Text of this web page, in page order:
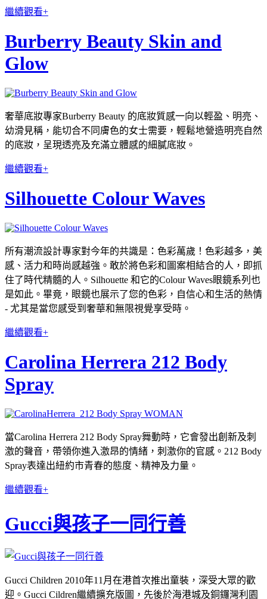
繼續觀看+
Burberry Beauty Skin and
Glow
奢華底妝專家Burberry Beauty 的底妝質感一向以輕盈、明亮、
幼滑見稱，能切合不同膚色的女士需要，輕鬆地營造明亮自然
的底妝，呈現透亮及充滿立體感的細膩底妝。
繼續觀看+
Silhouette Colour Waves
所有潮流設計專家對今年的共識是：色彩萬歲！色彩越多，美
感、活力和時尚感越強。敢於將色彩和圖案相結合的人，即抓
住了時代精髓的人。Silhouette 和它的Colour Waves眼鏡系列也
是如此。畢竟，眼鏡也展示了您的色彩，自信心和生活的熱情
- 尤其是當您感受到奢華和無限視覺享受時。
繼續觀看+
Carolina Herrera 212 Body
Spray
當Carolina Herrera 212 Body Spray舞動時，它會發出創新及刺
激的聲音，帶領你進入激昂的情緒，刺激你的官感。212 Body
Spray表達出紐約市青春的態度、精神及力量。
繼續觀看+
Gucci與孩子一同行善
Gucci Children 2010年11月在港首次推出童裝，深受大眾的歡
迎。Gucci Cildren繼續擴充版圖，先後於海港城及銅鑼灣利園